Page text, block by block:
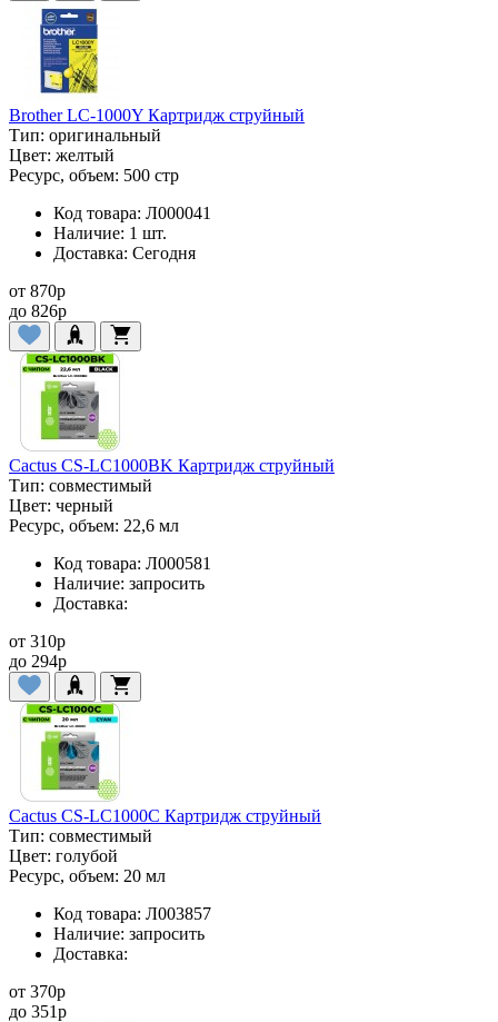
Brother LC-1000Y Картридж струйный
Тип: оригинальный
Цвет: желтый
Ресурс, объем: 500 стр
Код товара: Л000041
Наличие: 1 шт.
Доставка: Сегодня
от 870p
до 826p
Cactus CS-LC1000BK Картридж струйный
Тип: совместимый
Цвет: черный
Ресурс, объем: 22,6 мл
Код товара: Л000581
Наличие: запросить
Доставка:
от 310p
до 294p
Cactus CS-LC1000C Картридж струйный
Тип: совместимый
Цвет: голубой
Ресурс, объем: 20 мл
Код товара: Л003857
Наличие: запросить
Доставка:
от 370p
до 351p